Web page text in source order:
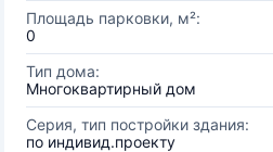
Площадь парковки, м²:
0
Тип дома:
Многоквартирный дом
Серия, тип постройки здания:
по индивид.проекту